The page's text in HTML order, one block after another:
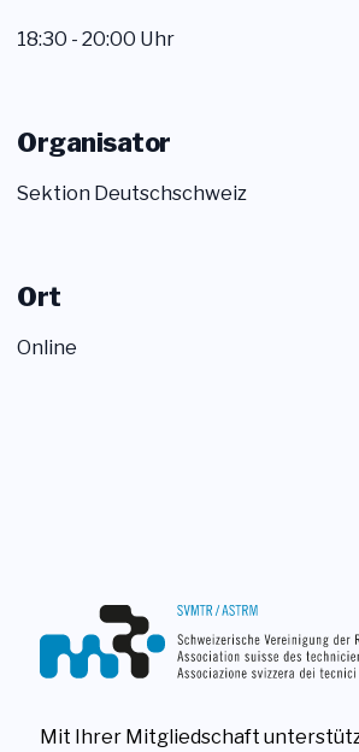
18:30 - 20:00 Uhr
Organisator
Sektion Deutschschweiz
Ort
Online
Mit Ihrer Mitgliedschaft